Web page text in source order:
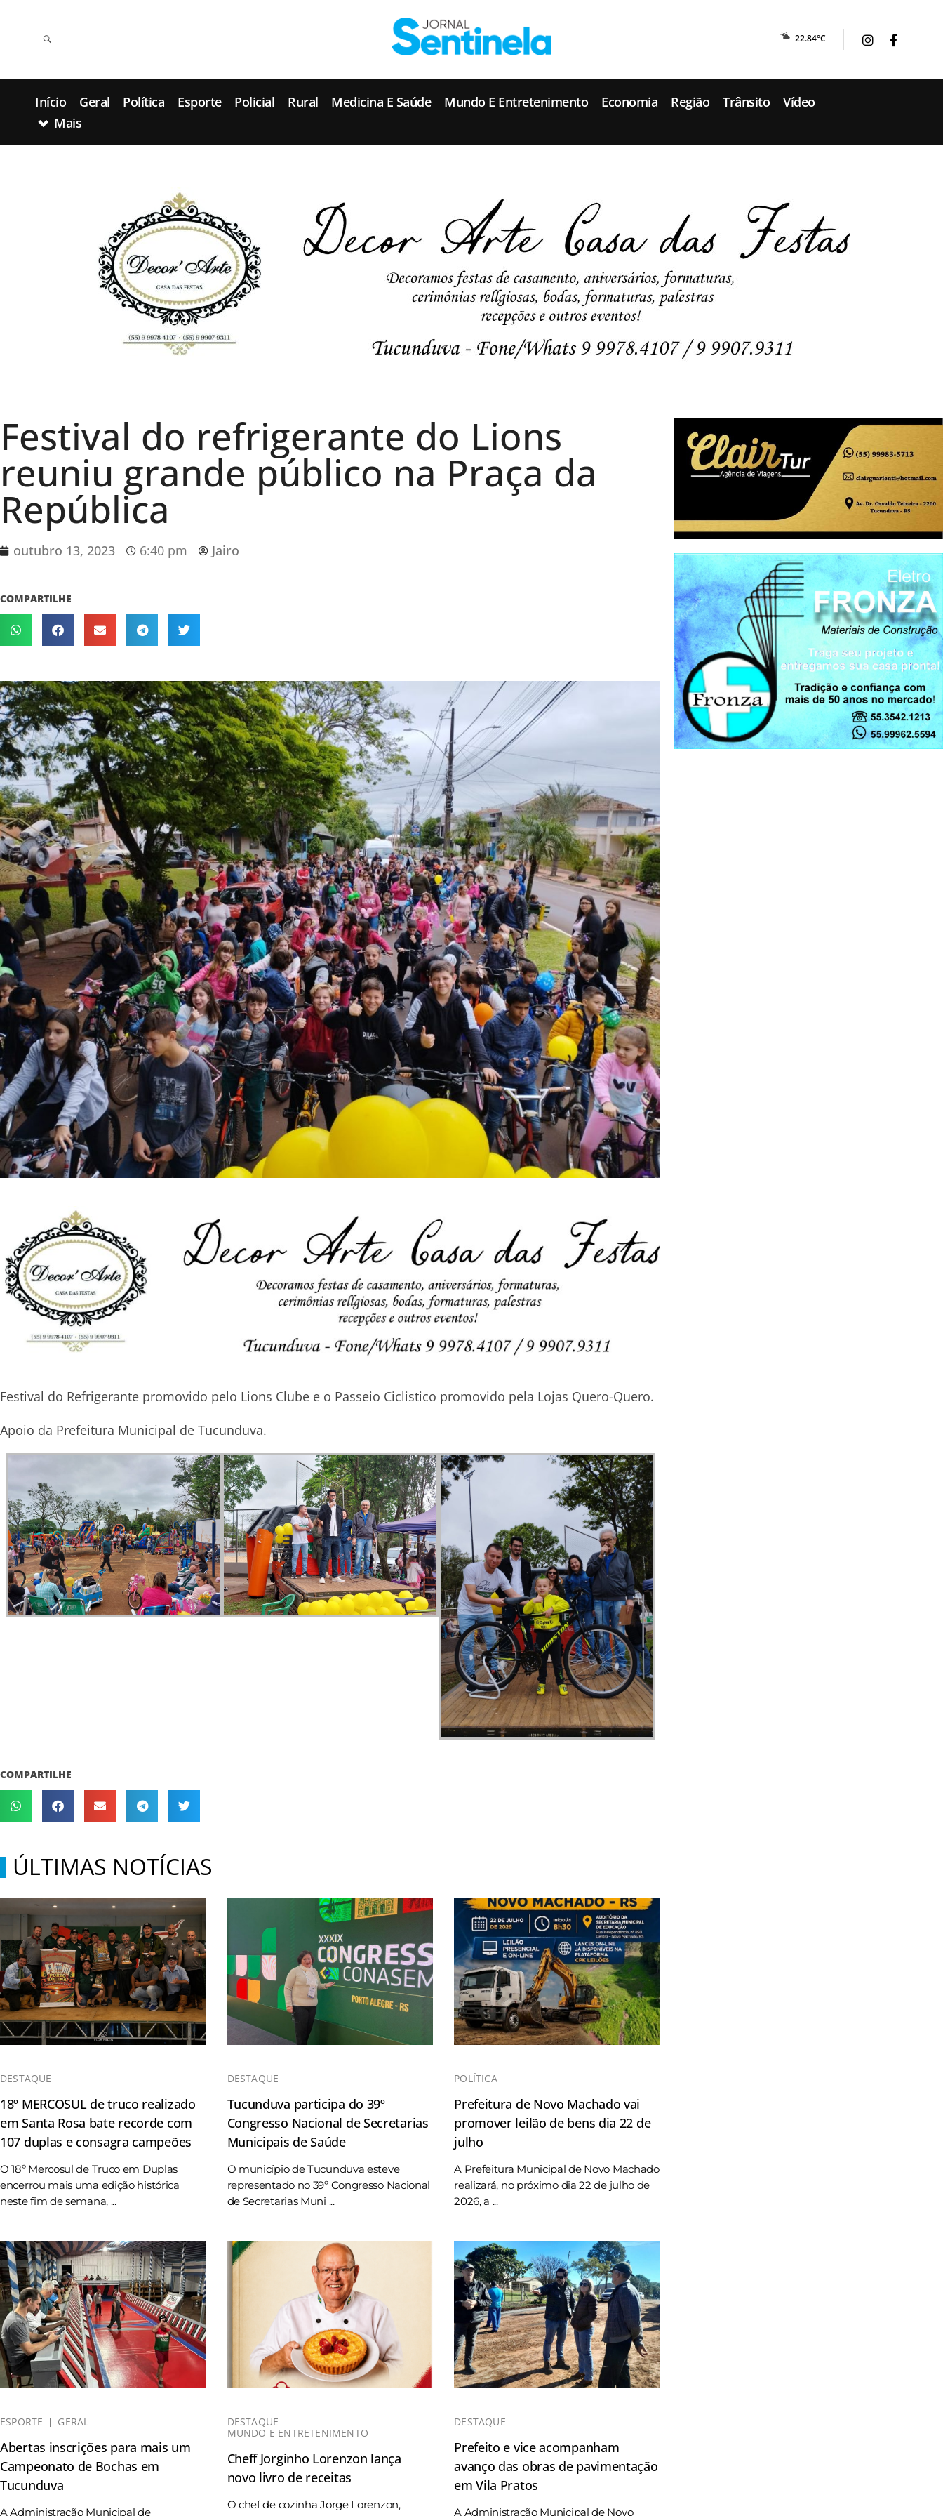
22.84°C
Início Geral Política Esporte Policial Rural Medicina E Saúde Mundo E Entretenimento Economia Região Trânsito
Vídeo
Mais
Festival do refrigerante do Lions
reuniu grande público na Praça da
República
outubro 13, 2023 6:40 pm Jairo
COMPARTILHE
Festival do Refrigerante promovido pelo Lions Clube e o Passeio Ciclistico promovido pela Lojas Quero-Quero.
Apoio da Prefeitura Municipal de Tucunduva.
COMPARTILHE
ÚLTIMAS NOTÍCIAS
DESTAQUE
18º MERCOSUL de truco realizado
em Santa Rosa bate recorde com
107 duplas e consagra campeões
O 18º Mercosul de Truco em Duplas
encerrou mais uma edição histórica
neste fim de semana, ...
DESTAQUE
Tucunduva participa do 39º
Congresso Nacional de Secretarias
Municipais de Saúde
O município de Tucunduva esteve
representado no 39º Congresso Nacional
de Secretarias Muni ...
POLÍTICA
Prefeitura de Novo Machado vai
promover leilão de bens dia 22 de
julho
A Prefeitura Municipal de Novo Machado
realizará, no próximo dia 22 de julho de
2026, a ...
ESPORTE GERAL
Abertas inscrições para mais um
Campeonato de Bochas em
Tucunduva
A Administração Municipal de
DESTAQUE
MUNDO E ENTRETENIMENTO
Cheff Jorginho Lorenzon lança
novo livro de receitas
O chef de cozinha Jorge Lorenzon,
DESTAQUE
Prefeito e vice acompanham
avanço das obras de pavimentação
em Vila Pratos
A Administração Municipal de Novo